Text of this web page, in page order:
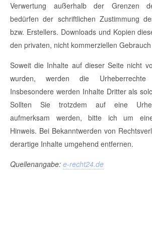
Verwertung außerhalb der Grenzen
bedürfen der schriftlichen Zustimmung
bzw. Erstellers. Downloads und Kopien
den privaten, nicht kommerziellen
Soweit die Inhalte auf dieser Seite nicht
wurden, werden die Urheberrechte
Insbesondere werden Inhalte Dritter als
Sollten Sie trotzdem auf eine
aufmerksam werden, bitte ich um
Hinweis. Bei Bekanntwerden von
derartige Inhalte umgehend entfernen.
Quellenangabe: e-recht24.de